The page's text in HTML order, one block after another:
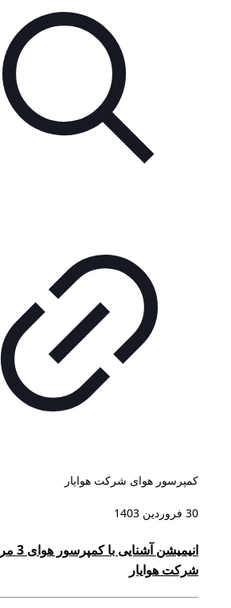
کمپرسور هوای شرکت هوایار
30 فروردین 1403
انیمیشن
شرکت هوایار